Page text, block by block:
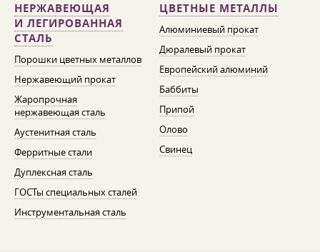
НЕРЖАВЕЮЩАЯ
И ЛЕГИРОВАННАЯ
СТАЛЬ
Порошки цветных металлов
Нержавеющий прокат
Жаропрочная
нержавеющая сталь
Аустенитная сталь
Ферритные стали
Дуплексная сталь
ГОСТы специальных сталей
Инструментальная сталь
ЦВЕТНЫЕ МЕТАЛЛЫ
Алюминиевый прокат
Дюралевый прокат
Европейский алюминий
Баббиты
Припой
Олово
Свинец